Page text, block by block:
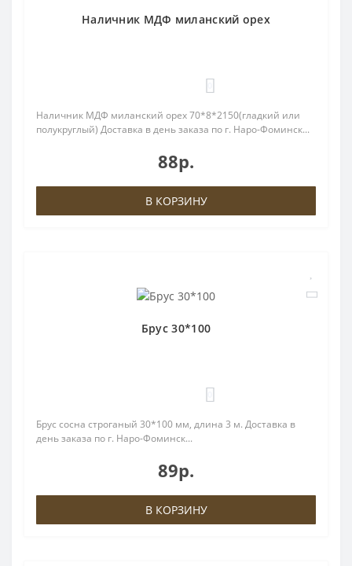
Наличник МДФ миланский орех
Наличник МДФ миланский орех 70*8*2150(гладкий или
полукруглый) Доставка в день заказа по г. Наро-Фоминск...
88р.
В КОРЗИНУ
Брус 30*100
Брус сосна строганый 30*100 мм, длина 3 м. Доставка в
день заказа по г. Наро-Фоминск...
89р.
В КОРЗИНУ